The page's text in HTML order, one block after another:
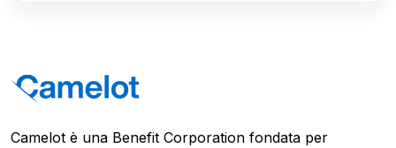
Camelot è una Benefit Corporation fondata per